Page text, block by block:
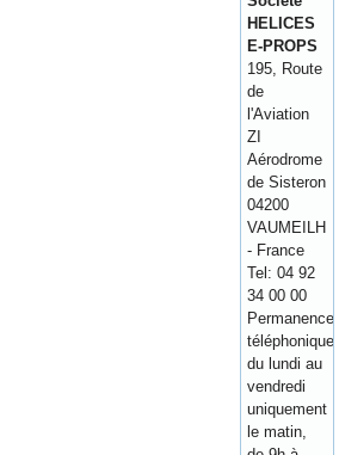
HELICES
E-PROPS
195, Route
de
l'Aviation
ZI
Aérodrome
de Sisteron
04200
VAUMEILH
- France
Tel: 04 92
34 00 00
Permanence
téléphonique
du lundi au
vendredi
uniquement
le matin,